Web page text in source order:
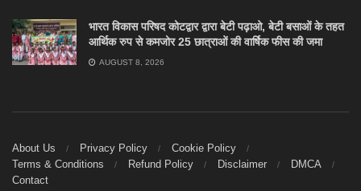
भारत विकास परिषद कोटद्वार द्वारा बेटी पढ़ाओ, बेटी बसाओं के तहत
आर्थिक रुप से कमजोर 25 छात्राओं की वार्षिक फीस की जमा
AUGUST 8, 2026
About Us Privacy Policy
Cookie Policy
Terms & Conditions
Refund Policy Disclaimer
DMCA
Contact